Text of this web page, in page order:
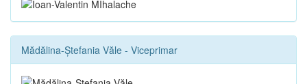
Mădălina-Ștefania Văle - Viceprimar